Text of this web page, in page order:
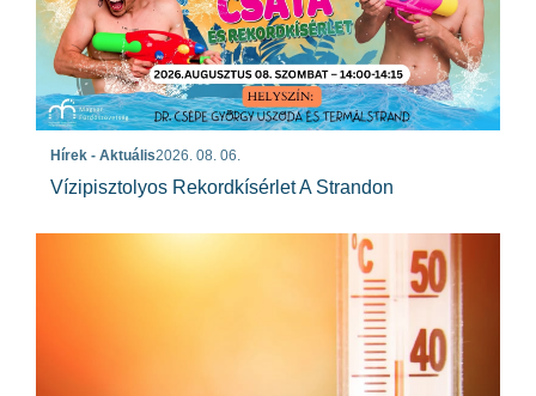
Hírek - Aktuális2026. 08. 06.
Vízipisztolyos Rekordkísérlet A Strandon